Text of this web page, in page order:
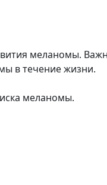
меланомы.
в течение жизни.
меланомы.